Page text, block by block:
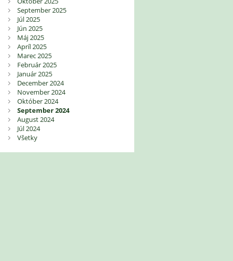
September 2025
Júl 2025
Jún 2025
Máj 2025
Apríl 2025
Marec 2025
Február 2025
Január 2025
December 2024
November 2024
Október 2024
September 2024
August 2024
Júl 2024
Všetky